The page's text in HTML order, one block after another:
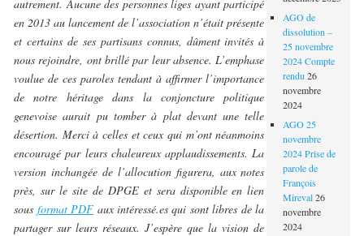
autrement. Aucune des personnes liges ayant participé
en 2013 au lancement de l’association n’était présente
et certains de ses partisans connus, dûment invités à
nous rejoindre, ont brillé par leur absence. L’emphase
voulue de ces paroles tendant à affirmer l’importance
de notre héritage dans la conjoncture politique
genevoise aurait pu tomber à plat devant une telle
désertion. Merci à celles et ceux qui m’ont néanmoins
encouragé par leurs chaleureux applaudissements. La
version inchangée de l’allocution figurera, aux notes
près, sur le site de DPGE et sera disponible en lien
sous format PDF aux intéressé.es qui sont libres de la
partager sur leurs réseaux. J’espère que la vision de
AGO de
dissolution –
25 novembre
2024 Compte
rendu 26
novembre
2024
AGO 25
novembre
2024 Prise de
parole de
François
Mireval 26
novembre
2024